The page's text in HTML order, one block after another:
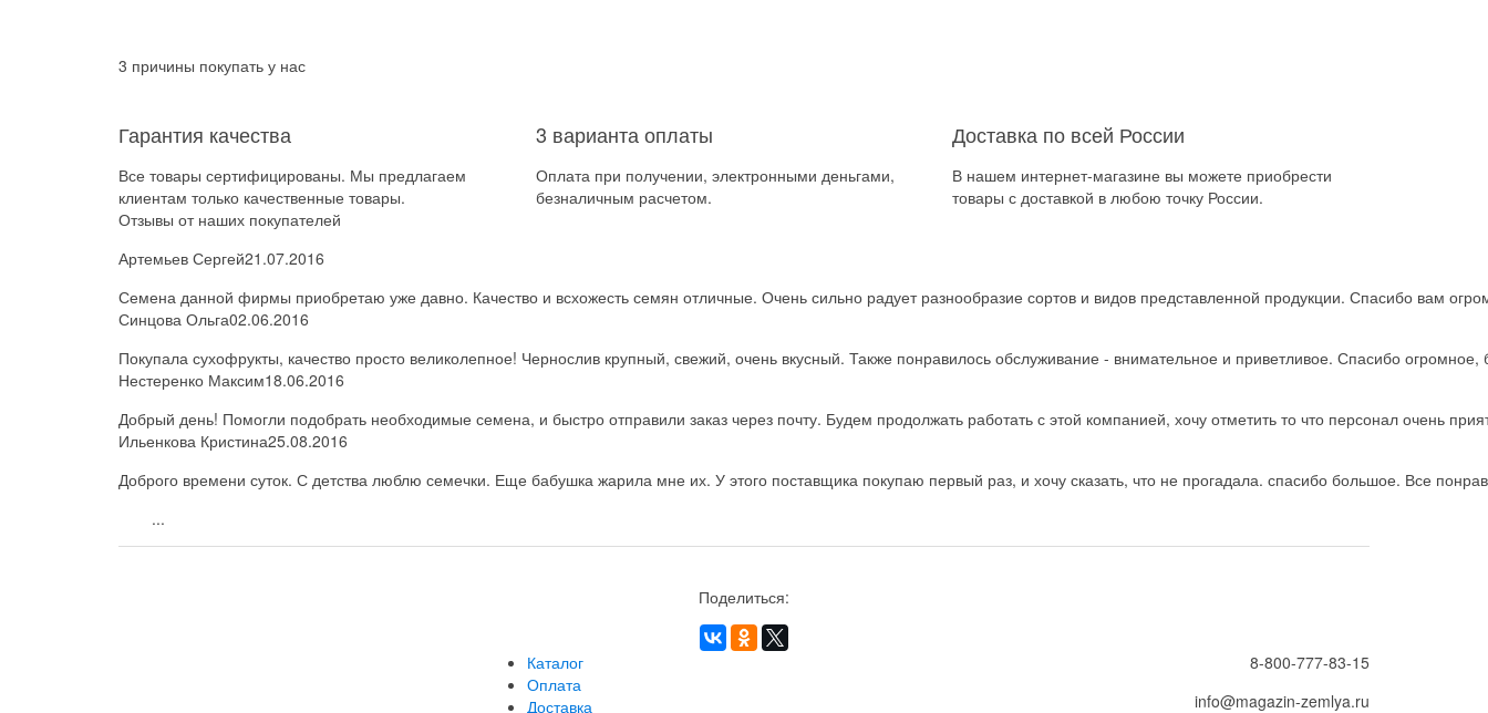
3 причины покупать у нас
Гарантия качества
Все товары сертифицированы. Мы предлагаем
клиентам только качественные товары.
3 варианта оплаты
Оплата при получении, электронными деньгами,
безналичным расчетом.
Доставка по всей России
В нашем интернет-магазине вы можете приобрести
товары с доставкой в любою точку России.
Отзывы от наших покупателей
Артемьев Сергей21.07.2016
Семена данной фирмы приобретаю уже давно. Качество и всхожесть семян отличные. Очень сильно радует разнообразие сортов и видов представленной продукции. Спасибо вам
Синцова Ольга02.06.2016
Покупала сухофрукты, качество просто великолепное! Чернослив крупный, свежий, очень вкусный. Также понравилось обслуживание - внимательное и приветливое. Спасибо огромное,
Нестеренко Максим18.06.2016
Добрый день! Помогли подобрать необходимые семена, и быстро отправили заказ через почту. Будем продолжать работать с этой компанией, хочу отметить то что персонал очень
Ильенкова Кристина25.08.2016
Доброго времени суток. С детства люблю семечки. Еще бабушка жарила мне их. У этого поставщика покупаю первый раз, и хочу сказать, что не прогадала. спасибо большое. Все
...
Поделиться:
Каталог
Оплата
Доставка
8-800-777-83-15
info@magazin-zemlya.ru